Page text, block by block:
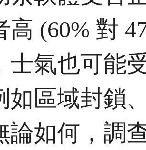
高 (60% 對
士氣也可能
如區域封鎖
論如何，調